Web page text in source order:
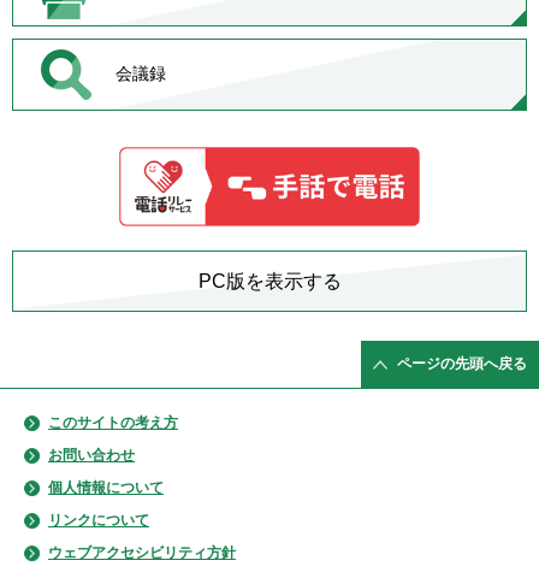
会議録
PC版を表示する
ページの先頭へ戻る
このサイトの考え方
お問い合わせ
個人情報について
リンクについて
ウェブアクセシビリティ方針